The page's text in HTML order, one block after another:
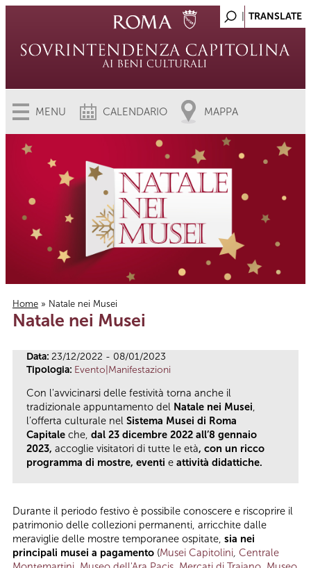
MENU CALENDARIO MAPPA
Tu sei qui
Home » Natale nei Musei
Natale nei Musei
Data: 23/12/2022 - 08/01/2023
Tipologia: Evento|Manifestazioni
Con l'avvicinarsi delle festività torna anche il
tradizionale appuntamento del Natale nei Musei,
l’offerta culturale nel Sistema Musei di Roma
Capitale che, dal 23 dicembre 2022 all’8 gennaio
2023, accoglie visitatori di tutte le età, con un ricco
programma di mostre, eventi e attività didattiche.
Durante il periodo festivo è possibile conoscere e riscoprire il
patrimonio delle collezioni permanenti, arricchite dalle
meraviglie delle mostre temporanee ospitate, sia nei
principali musei a pagamento (Musei Capitolini, Centrale